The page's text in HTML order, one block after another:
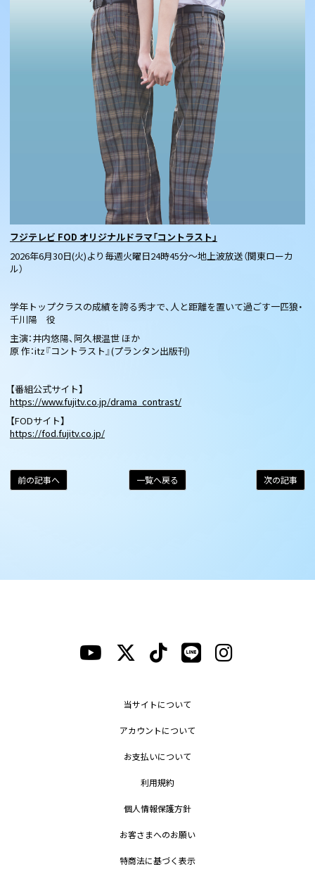
フジテレビ FOD オリジナルドラマ「コントラスト」
2026年6月30日(火)より毎週火曜日24時45分〜地上波放送（関東ローカ
ル）
学年トップクラスの成績を誇る秀才で、人と距離を置いて過ごす一匹狼・
千川陽 役
主演：井内悠陽、阿久根温世 ほか
原 作：itz『コントラスト』(プランタン出版刊)
【番組公式サイト】
https://www.fujitv.co.jp/drama_contrast/
【FODサイト】
https://fod.fujitv.co.jp/
次の記事
一覧へ戻る
前の記事へ
当サイトについて
アカウントについて
お支払いについて
利用規約
個人情報保護方針
お客さまへのお願い
特商法に基づく表示